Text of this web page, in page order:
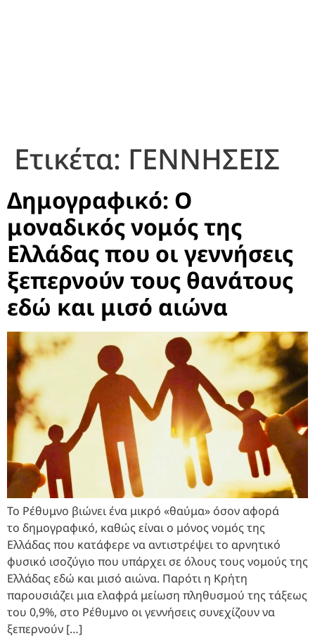
Ετικέτα: ΓΕΝΝΗΣΕΙΣ
Δημογραφικό: Ο
μοναδικός νομός της
Ελλάδας που οι γεννήσεις
ξεπερνούν τους θανάτους
εδώ και μισό αιώνα
Το Ρέθυμνο βιώνει ένα μικρό «θαύμα» όσον αφορά
το δημογραφικό, καθώς είναι ο μόνος νομός της
Ελλάδας που κατάφερε να αντιστρέψει το αρνητικό
φυσικό ισοζύγιο που υπάρχει σε όλους τους νομούς της
Ελλάδας εδώ και μισό αιώνα. Παρότι η Κρήτη
παρουσιάζει μια ελαφρά μείωση πληθυσμού της τάξεως
του 0,9%, στο Ρέθυμνο οι γεννήσεις συνεχίζουν να
ξεπερνούν […]